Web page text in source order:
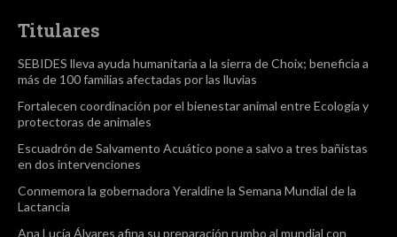
Titulares
SEBIDES lleva ayuda humanitaria a la sierra de Choix; beneficia a
más de 100 familias afectadas por las lluvias
Fortalecen coordinación por el bienestar animal entre Ecología y
protectoras de animales
Escuadrón de Salvamento Acuático pone a salvo a tres bañistas
en dos intervenciones
Conmemora la gobernadora Yeraldine la Semana Mundial de la
Lactancia
Ana Lucía Álvares afina su preparación rumbo al mundial con